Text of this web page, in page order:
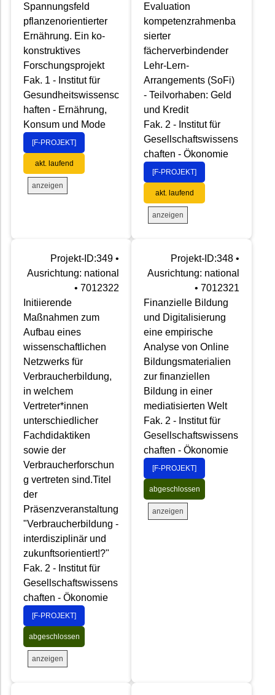
Spannungsfeld
pflanzenorientierter
Ernährung. Ein ko-
konstruktives
Forschungsprojekt
Fak. 1 - Institut für
Gesundheitswissensc
haften - Ernährung,
Konsum und Mode
[F-PROJEKT]
akt. laufend
anzeigen
Evaluation
kompetenzrahmenba
sierter
fächerverbindender
Lehr-Lern-
Arrangements (SoFi)
- Teilvorhaben: Geld
und Kredit
Fak. 2 - Institut für
Gesellschaftswissens
chaften - Ökonomie
[F-PROJEKT]
akt. laufend
anzeigen
Projekt-ID:349 •
Ausrichtung: national
• 7012322
Initiierende
Maßnahmen zum
Aufbau eines
wissenschaftlichen
Netzwerks für
Verbraucherbildung,
in welchem
Vertreter*innen
unterschiedlicher
Fachdidaktiken
sowie der
Verbraucherforschun
g vertreten sind.Titel
der
Präsenzveranstaltung
"Verbraucherbildung -
interdisziplinär und
zukunftsorientiert!?"
Fak. 2 - Institut für
Gesellschaftswissens
chaften - Ökonomie
[F-PROJEKT]
abgeschlossen
anzeigen
Projekt-ID:348 •
Ausrichtung: national
• 7012321
Finanzielle Bildung
und Digitalisierung
eine empirische
Analyse von Online
Bildungsmaterialien
zur finanziellen
Bildung in einer
mediatisierten Welt
Fak. 2 - Institut für
Gesellschaftswissens
chaften - Ökonomie
[F-PROJEKT]
abgeschlossen
anzeigen